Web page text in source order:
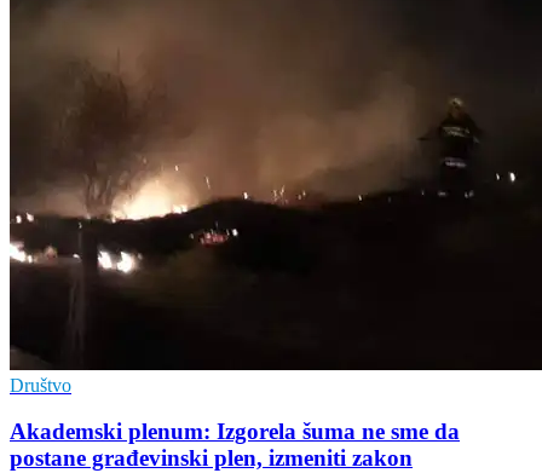
Društvo
Akademski plenum: Izgorela šuma ne sme da
postane građevinski plen, izmeniti zakon